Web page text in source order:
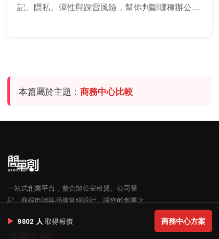
記、隱私、彈性與踩雷風險，幫你判斷哪種辦公空
本篇屬於主題： 商務中心比較
一站式創業平台，整合辦公室租賃、公司登
記、商標申請與品牌官網設計，讓您的創業之
▶ 9802 人 取得報價 商務中心方案